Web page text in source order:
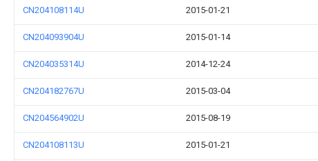
CN204108114U 2015-01-21
CN204093904U 2015-01-14
CN204035314U 2014-12-24
CN204182767U 2015-03-04
CN204564902U 2015-08-19
CN204108113U 2015-01-21